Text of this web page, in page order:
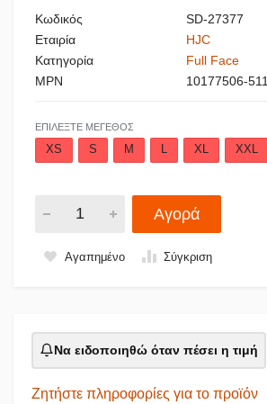
Κωδικός
SD-27377
Εταιρία
HJC
Κατηγορία
Full Face
MPN
10177506-511
ΕΠΙΛΈΞΤΕ ΜΈΓΕΘΟΣ
XS S M L XL XXL
Αγορά
Αγαπημένο Σύγκριση
Να ειδοποιηθώ όταν πέσει η τιμή
Ζητήστε πληροφορίες για το προϊόν